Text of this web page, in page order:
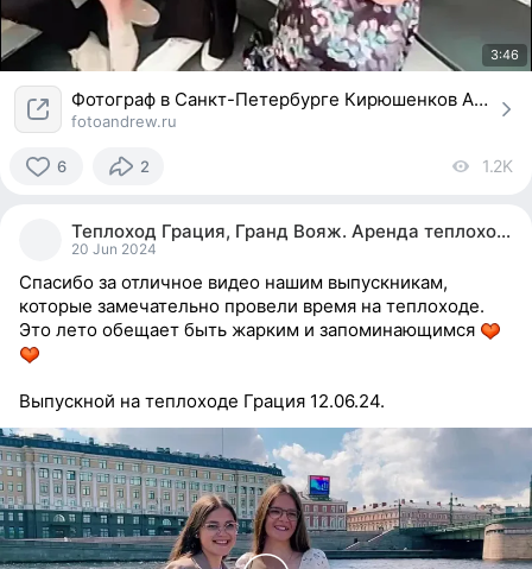
3:46
Фотограф в Санкт-Петербурге Кирюшенков Андрей
fotoandrew.ru
6 2 1.2K
Теплоход Грация, Гранд Вояж. Аренда теплохода.
20 Jun 2024
Спасибо за отличное видео нашим выпускникам,
которые замечательно провели время на теплоходе.
Это лето обещает быть жарким и запоминающимся
Выпускной на теплоходе Грация 12.06.24.